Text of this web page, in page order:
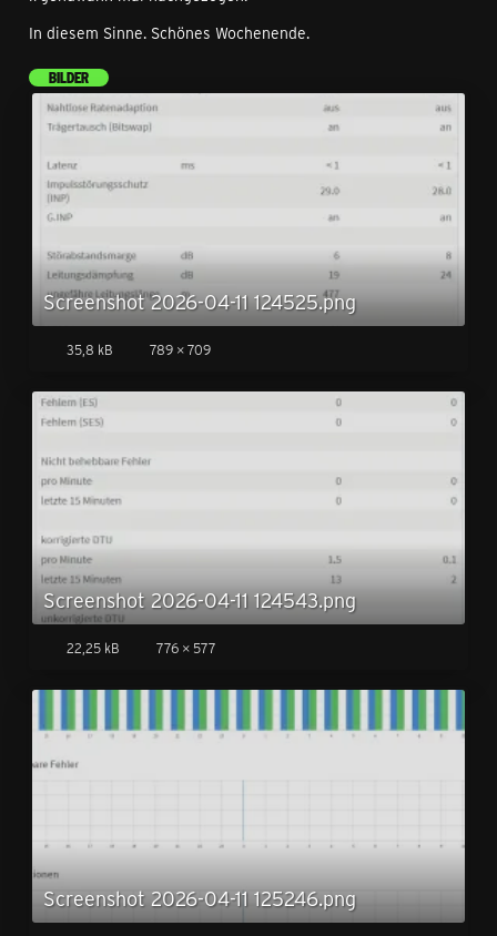
In diesem Sinne. Schönes Wochenende.
BILDER
Screenshot 2026-04-11 124525.png
35,8 kB 789 × 709
Screenshot 2026-04-11 124543.png
22,25 kB 776 × 577
Screenshot 2026-04-11 125246.png